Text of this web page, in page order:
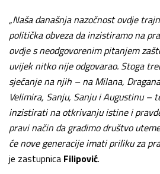
„Naša današnja nazočnost ovdje
politička obveza da inzistiramo na
ovdje s neodgovorenim pitanjem
uvijek nitko nije odgovarao. Stoga
sjećanje na njih – na Milana,
Velimira, Sanju, Sanju i Augustinu –
inzistirati na otkrivanju istine i
pravi način da gradimo društvo
će nove generacije imati priliku za
je zastupnica Filipović.